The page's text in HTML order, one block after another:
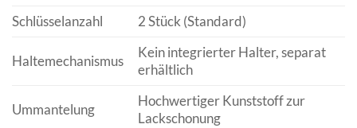
Schlüsselanzahl
2 Stück (Standard)
Haltemechanismus
Kein integrierter Halter, separat
erhältlich
Ummantelung
Hochwertiger Kunststoff zur
Lackschonung